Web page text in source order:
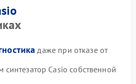
даже при отказе от
синтезатор Casio собственной